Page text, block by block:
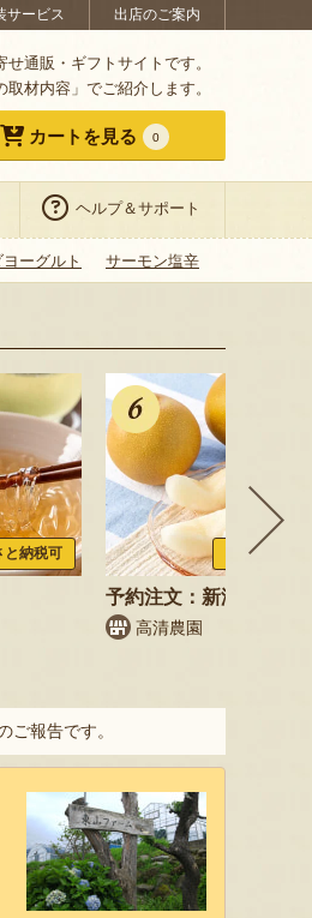
サービス 出店のご案内
通販・ギフトサイトです。
材内容」でご紹介します。
カートを見る 0
ヘルプ＆サポート
ーグルト サーモン塩辛
と納税可 ふるさと納
予約注文：新潟県産 梨
高清農園
ご報告です。